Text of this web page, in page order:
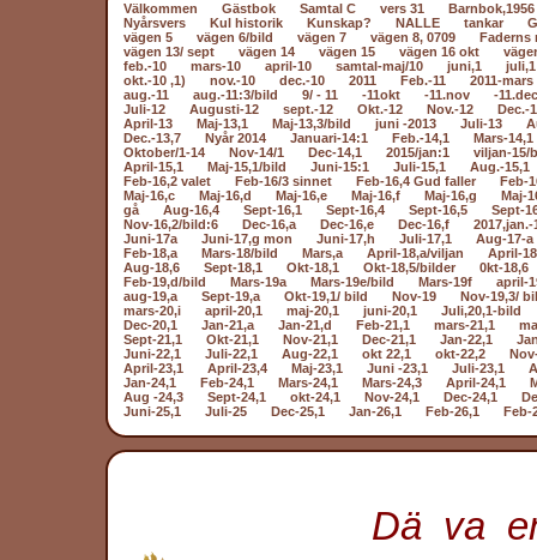
Välkommen Gästbok Samtal C vers 31
Barnbok,1956
Nyårsvers
Kul historik Kunskap? NALLE tankar
vägen 5
vägen 6/bild vägen 7 vägen 8, 0709
Faderns
vägen 13/ sept
vägen 14 vägen 15 vägen 16 okt
feb.-10
mars-10 april-10 samtal-maj/10 juni,1
juli,1
okt.-10 ,1)
nov.-10 dec.-10 2011 Feb.-11
2011-mars
aug.-11
aug.-11:3/bild 9/ - 11 -11okt -11.nov
-
Juli-12
Augusti-12 sept.-12 Okt.-12 Nov.-12
Dec.-
April-13
Maj-13,1 Maj-13,3/bild juni -2013 Juli-13
Dec.-13,7
Nyår 2014 Januari-14:1 Feb.-14,1
Mars-14,1
Oktober/1-14
Nov-14/1 Dec-14,1 2015/jan:1
viljan-15/
April-15,1
Maj-15,1/bild Juni-15:1 Juli-15,1
Aug.-15,1
Feb-16,2 valet
Feb-16/3 sinnet Feb-16,4 Gud faller
Feb-
Maj-16,c
Maj-16,d Maj-16,e Maj-16,f Maj-16,g
Maj-
gå
Aug-16,4 Sept-16,1 Sept-16,4 Sept-16,5
Sept-
Nov-16,2/bild:6
Dec-16,a Dec-16,e Dec-16,f
2017,jan.-
Juni-17a
Juni-17,g mon Juni-17,h Juli-17,1
Aug-17-a
Feb-18,a
Mars-18/bild Mars,a April-18,a/viljan
April-
Aug-18,6
Sept-18,1 Okt-18,1 Okt-18,5/bilder
0kt-18,6
Feb-19,d/bild
Mars-19a Mars-19e/bild Mars-19f
april-
aug-19,a
Sept-19,a Okt-19,1/ bild Nov-19
Nov-19,3/
mars-20,i
april-20,1 maj-20,1 juni-20,1
Juli,20,1-bild
Dec-20,1
Jan-21,a Jan-21,d Feb-21,1 mars-21,1
Sept-21,1
Okt-21,1 Nov-21,1 Dec-21,1 Jan-22,1
Juni-22,1
Juli-22,1 Aug-22,1 okt 22,1 okt-22,2
April-23,1
April-23,4 Maj-23,1 Juni -23,1 Juli-23,1
Jan-24,1
Feb-24,1 Mars-24,1 Mars-24,3 April-24,1
Aug -24,3
Sept-24,1 okt-24,1 Nov-24,1 Dec-24,1
Juni-25,1
Juli-25 Dec-25,1 Jan-26,1 Feb-26,1 Feb-
Dä va engång